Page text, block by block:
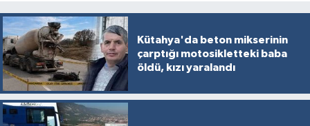
Kütahya'da beton mikserinin
çarptığı motosikletteki baba
öldü, kızı yaralandı